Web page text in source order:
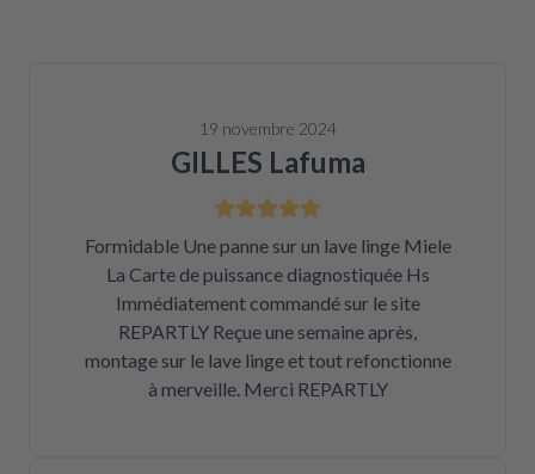
19 novembre 2024
GILLES Lafuma
Formidable Une panne sur un lave linge Miele
La Carte de puissance diagnostiquée Hs
Immédiatement commandé sur le site
REPARTLY Reçue une semaine après,
montage sur le lave linge et tout refonctionne
à merveille. Merci REPARTLY